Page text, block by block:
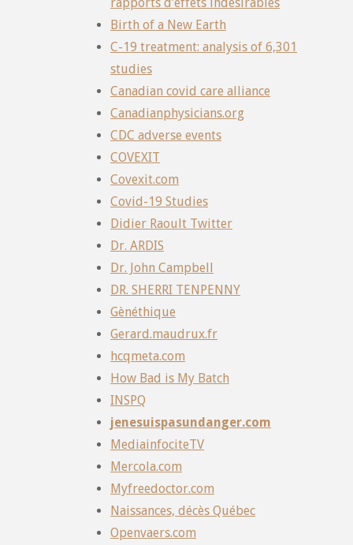
Birth of a New Earth
C-19 treatment: analysis of 6,301
studies
Canadian covid care alliance
Canadianphysicians.org
CDC adverse events
COVEXIT
Covexit.com
Covid-19 Studies
Didier Raoult Twitter
Dr. ARDIS
Dr. John Campbell
DR. SHERRI TENPENNY
Gènéthique
Gerard.maudrux.fr
hcqmeta.com
How Bad is My Batch
INSPQ
jenesuispasundanger.com
MediainfociteTV
Mercola.com
Myfreedoctor.com
Naissances, décès Québec
Openvaers.com